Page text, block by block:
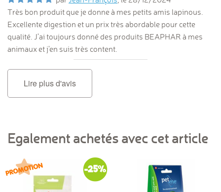
Très bon produit que je donne à mes petits amis lapinous.
Excellente digestion et un prix très abordable pour cette
qualité. J'ai toujours donné des produits BEAPHAR à mes
animaux et j'en suis très content.
Lire plus d'avis
Egalement achetés avec cet article
-25%